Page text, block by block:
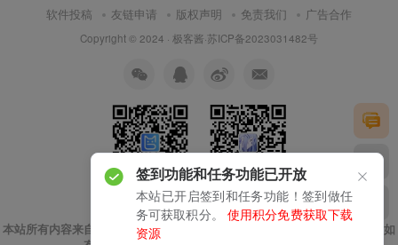
软件投稿 友链申请 版权声明 免责我们 广告合作
Copyright © 2024 · 极客酱·苏ICP备2023031482号
关注公众号 扫码加微信
本站所有内容来自互联网收集，仅供用于学习和交流，请勿用于商业用途。如
签到功能和任务功能已开放
本站已开启签到和任务功能！签到做任
务可获取积分。
使用积分免费获取下载
资源